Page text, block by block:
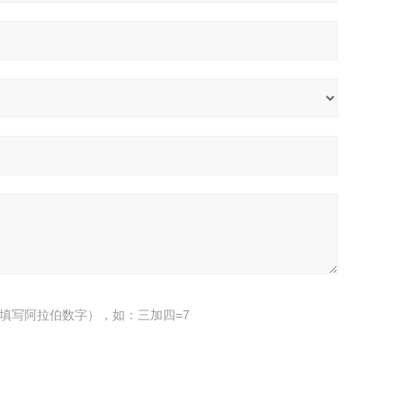
写阿拉伯数字），如：三加四=7